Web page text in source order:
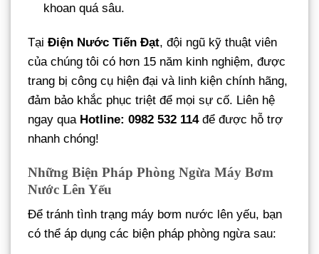
khoan quá sâu.
Tại Điện Nước Tiến Đạt, đội ngũ kỹ thuật viên
của chúng tôi có hơn 15 năm kinh nghiệm, được
trang bị công cụ hiện đại và linh kiện chính hãng,
đảm bảo khắc phục triệt để mọi sự cố. Liên hệ
ngay qua Hotline: 0982 532 114để được hỗ trợ
nhanh chóng!
Những Biện Pháp Phòng Ngừa Máy Bơm
Nước Lên Yếu
Để tránh tình trạng máy bơm nước lên yếu, bạn
có thể áp dụng các biện pháp phòng ngừa sau: